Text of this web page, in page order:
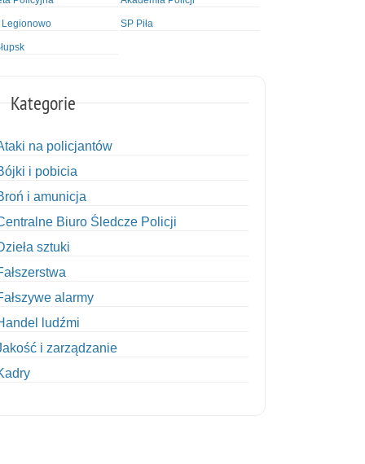
Legionowo SP Piła
Kategorie
na policjantów
i pobicia
i amunicja
Biuro Śledcze Policji
sztuki
alarmy
ludźmi
i zarządzanie